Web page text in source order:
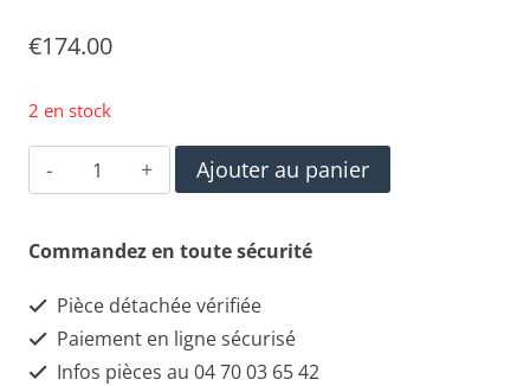
€174.00
2 en stock
quantité
de
Electrovanne
occasion
Ajouter au panier
Commandez en toute sécurité
Pièce détachée vérifiée
Paiement en ligne sécurisé
Infos pièces au 04 70 03 65 42